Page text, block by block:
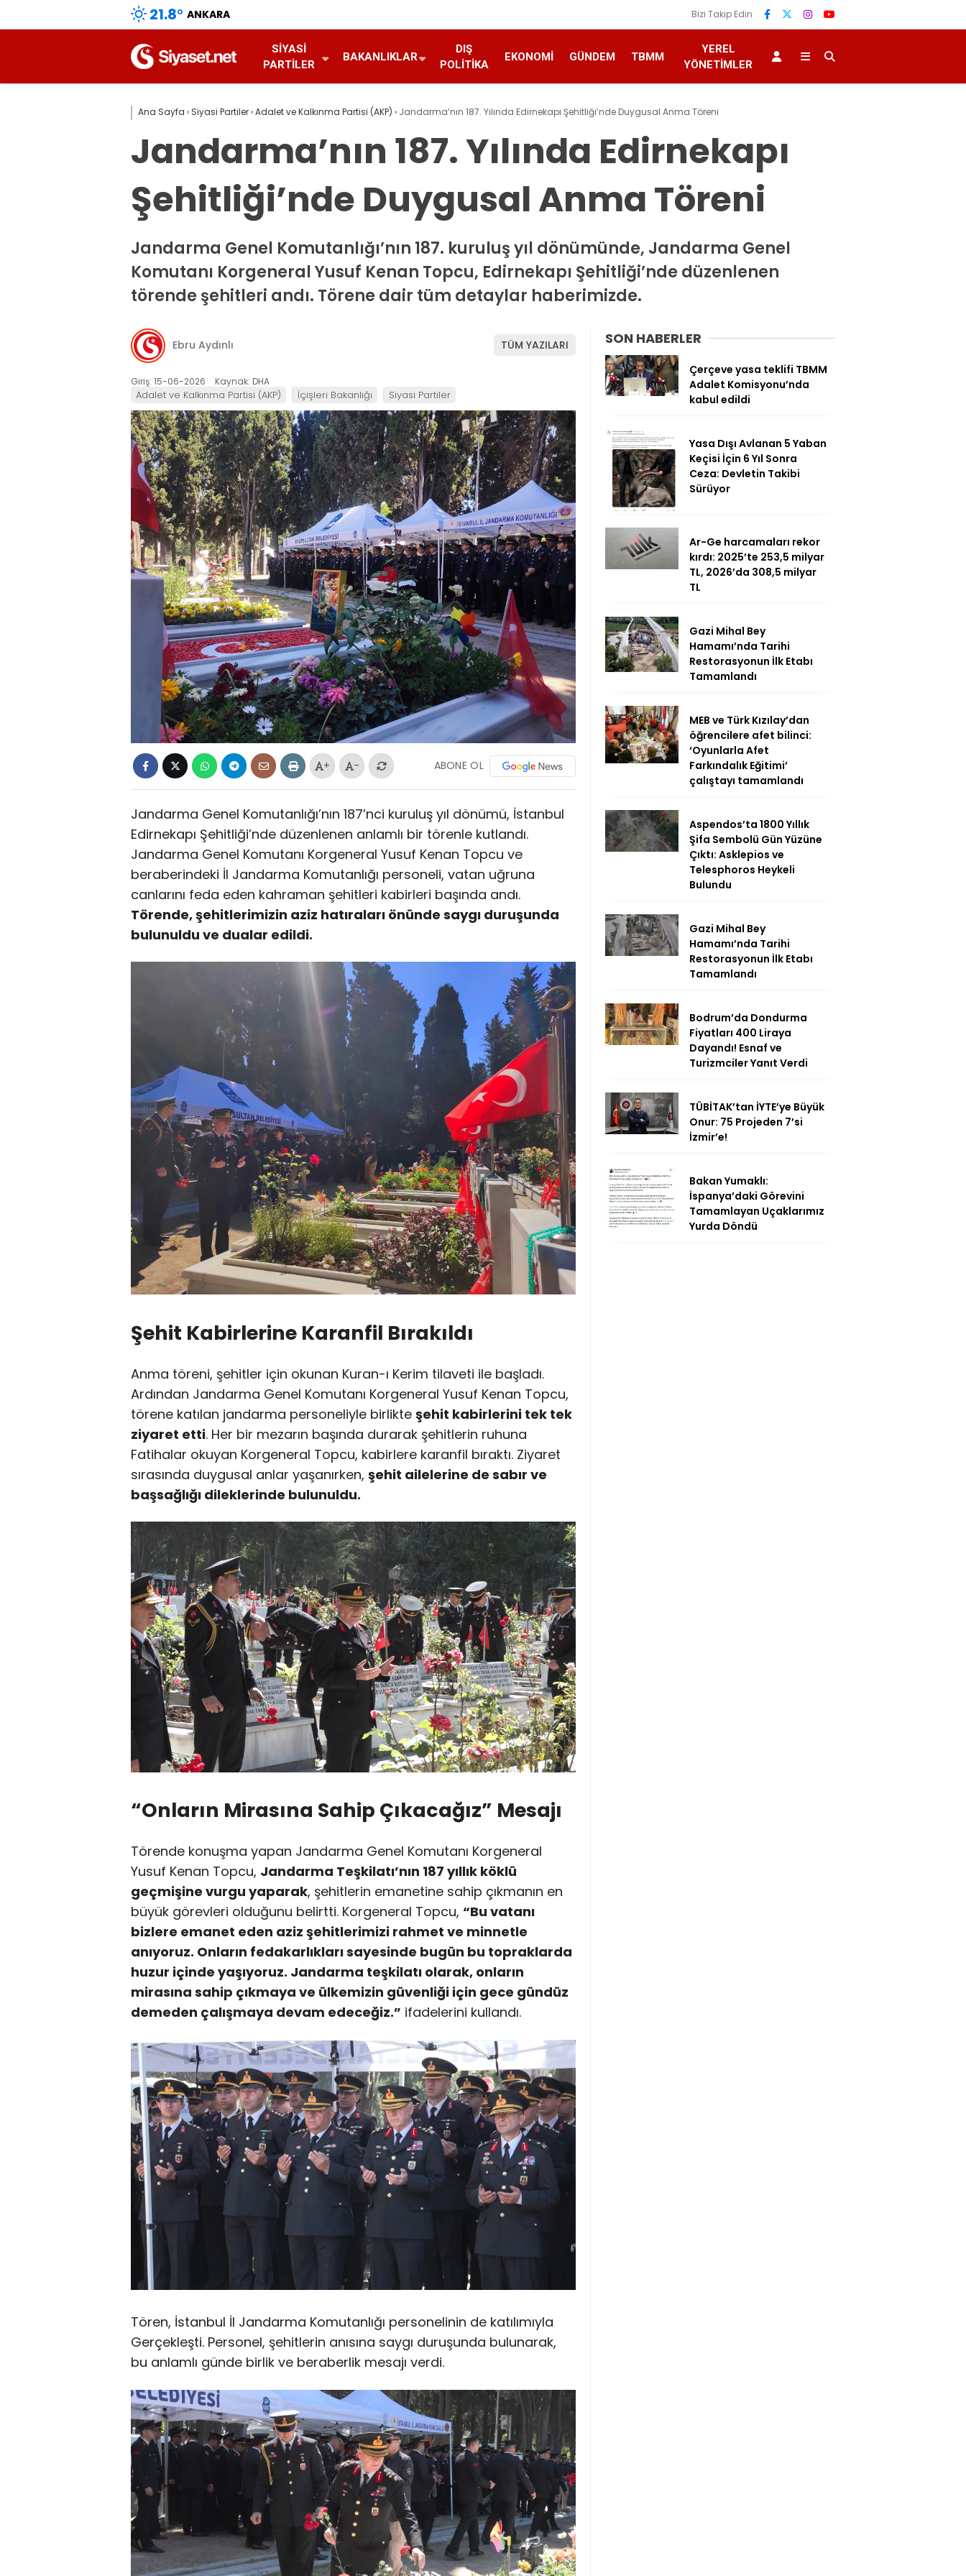
21.8° ANKARA Bizi Takip Edin
SIYASI
PARTILER
BAKANLIKLAR
DIŞ
POLITIKA
EKONOMI GÜNDEM TBMM
YEREL
YÖNETIMLER
Ana Sayfa › Siyasi Partiler›Adalet ve Kalkınma Partisi (AKP) › Jandarma’nın 187. Yılında Edirnekapı Şehitliği’nde Duygusal Anma Töreni
Jandarma’nın 187. Yılında Edirnekapı
Şehitliği’nde Duygusal Anma Töreni
Jandarma Genel Komutanlığı’nın 187. kuruluş yıl dönümünde, Jandarma Genel
Komutanı Korgeneral Yusuf Kenan Topcu, Edirnekapı Şehitliği’nde düzenlenen
törende şehitleri andı. Törene dair tüm detaylar haberimizde.
Ebru Aydınlı TÜM YAZILARI
Giriş: 15-06-2026 Kaynak: DHA
Adalet ve Kalkınma Partisi (AKP) İçişleri Bakanlığı Siyasi Partiler
+ - ABONE OL
Jandarma Genel Komutanlığı’nın 187’nci kuruluş yıl dönümü, İstanbul
Edirnekapı Şehitliği’nde düzenlenen anlamlı bir törenle kutlandı.
Jandarma Genel Komutanı Korgeneral Yusuf Kenan Topcu ve
beraberindeki İl Jandarma Komutanlığı personeli, vatan uğruna
canlarını feda eden kahraman şehitleri kabirleri başında andı.
Törende, şehitlerimizin aziz hatıraları önünde saygı duruşunda
bulunuldu ve dualar edildi.
Şehit Kabirlerine Karanfil Bırakıldı
Anma töreni, şehitler için okunan Kuran-ı Kerim tilaveti ile başladı.
Ardından Jandarma Genel Komutanı Korgeneral Yusuf Kenan Topcu,
törene katılan jandarma personeliyle birlikte şehit kabirlerini tek tek
ziyaret etti. Her bir mezarın başında durarak şehitlerin ruhuna
Fatihalar okuyan Korgeneral Topcu, kabirlere karanfil bıraktı. Ziyaret
sırasında duygusal anlar yaşanırken, şehit ailelerine de sabır ve
başsağlığı dileklerinde bulunuldu.
“Onların Mirasına Sahip Çıkacağız” Mesajı
Törende konuşma yapan Jandarma Genel Komutanı Korgeneral
Yusuf Kenan Topcu, Jandarma Teşkilatı’nın 187 yıllık köklü
geçmişine vurgu yaparak, şehitlerin emanetine sahip çıkmanın en
büyük görevleri olduğunu belirtti. Korgeneral Topcu, “Bu vatanı
bizlere emanet eden aziz şehitlerimizi rahmet ve minnetle
anıyoruz. Onların fedakarlıkları sayesinde bugün bu topraklarda
huzur içinde yaşıyoruz. Jandarma teşkilatı olarak, onların
mirasına sahip çıkmaya ve ülkemizin güvenliği için gece gündüz
demeden çalışmaya devam edeceğiz.” ifadelerini kullandı.
Tören, İstanbul İl Jandarma Komutanlığı personelinin de katılımıyla
Gerçekleşti. Personel, şehitlerin anısına saygı duruşunda bulunarak,
bu anlamlı günde birlik ve beraberlik mesajı verdi.
SON HABERLER
Çerçeve yasa teklifi TBMM
Adalet Komisyonu’nda
kabul edildi
Yasa Dışı Avlanan 5 Yaban
Keçisi İçin 6 Yıl Sonra
Ceza: Devletin Takibi
Sürüyor
Ar-Ge harcamaları rekor
kırdı: 2025’te 253,5 milyar
TL, 2026’da 308,5 milyar
TL
Gazi Mihal Bey
Hamamı’nda Tarihi
Restorasyonun İlk Etabı
Tamamlandı
MEB ve Türk Kızılay’dan
öğrencilere afet bilinci:
‘Oyunlarla Afet
Farkındalık Eğitimi’
çalıştayı tamamlandı
Aspendos’ta 1800 Yıllık
Şifa Sembolü Gün Yüzüne
Çıktı: Asklepios ve
Telesphoros Heykeli
Bulundu
Gazi Mihal Bey
Hamamı’nda Tarihi
Restorasyonun İlk Etabı
Tamamlandı
Bodrum’da Dondurma
Fiyatları 400 Liraya
Dayandı! Esnaf ve
Turizmciler Yanıt Verdi
TÜBİTAK’tan İYTE’ye Büyük
Onur: 75 Projeden 7’si
İzmir’e!
Bakan Yumaklı:
İspanya’daki Görevini
Tamamlayan Uçaklarımız
Yurda Döndü